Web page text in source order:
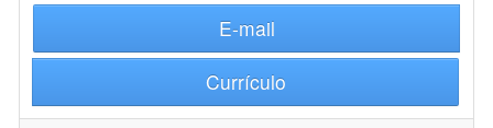
E-mail
Currículo